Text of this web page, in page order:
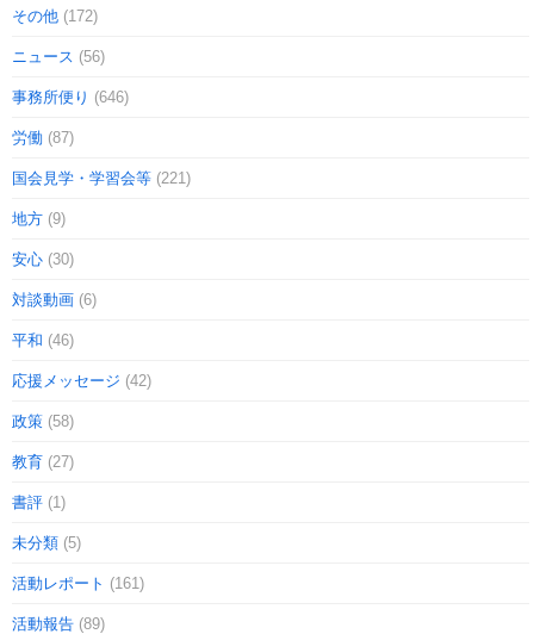
その他 (172)
ニュース (56)
事務所便り (646)
労働 (87)
国会見学・学習会等 (221)
地方 (9)
安心 (30)
対談動画 (6)
平和 (46)
応援メッセージ (42)
政策 (58)
教育 (27)
書評 (1)
未分類 (5)
活動レポート (161)
活動報告 (89)